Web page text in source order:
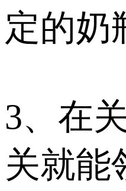
定的奶
3、在
关就能